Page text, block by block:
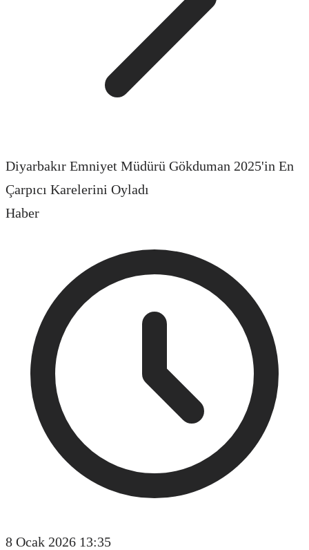
Diyarbakır Emniyet Müdürü Gökduman 2025'in En
Çarpıcı Karelerini Oyladı
Haber
8 Ocak 2026 13:35